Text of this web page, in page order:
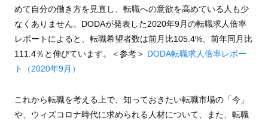
めて自分の働き方を見直し、転職への意欲を高めている人も少
なくありません。DODAが発表した2020年9月の転職求人倍率
レポートによると、転職希望者数は前月比105.4%、前年同月比
111.4％と伸びています。＜参考＞ DODA転職求人倍率レポー
ト（2020年9月）
これから転職を考える上で、知っておきたい転職市場の「今」
や、ウィズコロナ時代に求められる人材について、また、転職